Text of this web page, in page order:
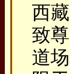
西
致
道